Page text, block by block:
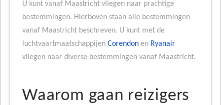
U kunt vanaf Maastricht vliegen naar prachtige
bestemmingen. Hierboven staan alle bestemmingen
vanaf Maastricht beschreven. U kunt met de
luchtvaartmaatschappijen Corendonen Ryanair
vliegen naar diverse bestemmingen vanaf Maastricht.
Waarom gaan reizigers